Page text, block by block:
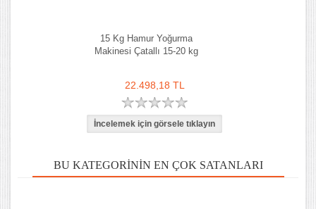
15 Kg Hamur Yoğurma
Makinesi Çatallı 15-20 kg
22.498,18 TL
BU KATEGORININ EN ÇOK SATANLARI